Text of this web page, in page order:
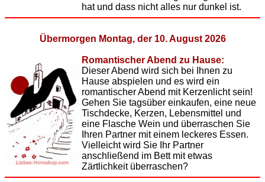
hat und dass nicht alles nur dunkel ist.
Übermorgen Montag, der 10. August 2026
Romantischer Abend zu Hause:
Dieser Abend wird sich bei Ihnen zu
Hause abspielen und es wird ein
romantischer Abend mit Kerzenlicht sein!
Gehen Sie tagsüber einkaufen, eine neue
Tischdecke, Kerzen, Lebensmittel und
eine Flasche Wein und überraschen Sie
Ihren Partner mit einem leckeres Essen.
Vielleicht wird Sie Ihr Partner
anschließend im Bett mit etwas
Zärtlichkeit überraschen?